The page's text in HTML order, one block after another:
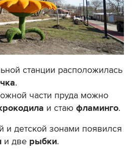
станции расположилась
.
части пруда можно
и стаю фламинго.
и детской зонами появился
и две рыбки.